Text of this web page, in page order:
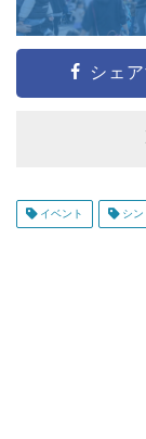
シェ
イベント シン